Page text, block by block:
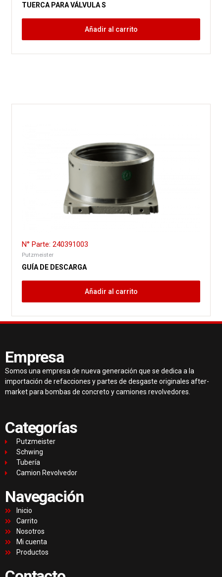
TUERCA PARA VÁLVULA S
Añadir al carrito
N° Parte: 240391003
Putzmeister
GUÍA DE DESCARGA
Añadir al carrito
Empresa
Somos una empresa de nueva generación que se dedica a la
importación de refacciones y partes de desgaste originales after-
market para bombas de concreto y camiones revolvedores.
Categorías
Putzmeister
Schwing
Tubería
Camion Revolvedor
Navegación
Inicio
Carrito
Nosotros
Mi cuenta
Productos